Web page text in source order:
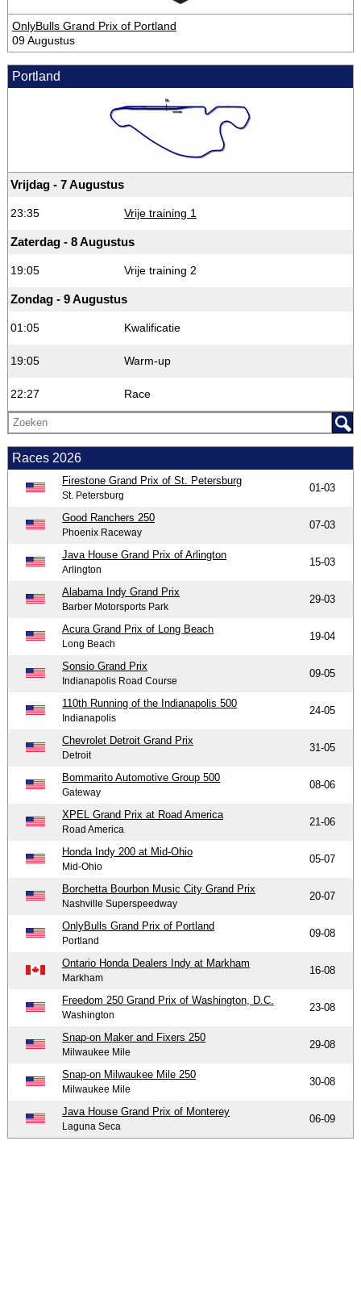
OnlyBulls Grand Prix of Portland
09 Augustus
Portland
Vrijdag - 7 Augustus
23:35 Vrije training 1
Zaterdag - 8 Augustus
19:05 Vrije training 2
Zondag - 9 Augustus
01:05 Kwalificatie
19:05 Warm-up
22:27 Race
Races 2026
Firestone Grand Prix of St. Petersburg
St. Petersburg
01-03
Good Ranchers 250
Phoenix Raceway
07-03
Java House Grand Prix of Arlington
Arlington
15-03
Alabama Indy Grand Prix
Barber Motorsports Park
29-03
Acura Grand Prix of Long Beach
Long Beach
19-04
Sonsio Grand Prix
Indianapolis Road Course
09-05
110th Running of the Indianapolis 500
Indianapolis
24-05
Chevrolet Detroit Grand Prix
Detroit
31-05
Bommarito Automotive Group 500
Gateway
08-06
XPEL Grand Prix at Road America
Road America
21-06
Honda Indy 200 at Mid-Ohio
Mid-Ohio
05-07
Borchetta Bourbon Music City Grand Prix
Nashville Superspeedway
20-07
OnlyBulls Grand Prix of Portland
Portland
09-08
Ontario Honda Dealers Indy at Markham
Markham
16-08
Freedom 250 Grand Prix of Washington, D.C.
Washington
23-08
Snap-on Maker and Fixers 250
Milwaukee Mile
29-08
Snap-on Milwaukee Mile 250
Milwaukee Mile
30-08
Java House Grand Prix of Monterey
Laguna Seca
06-09